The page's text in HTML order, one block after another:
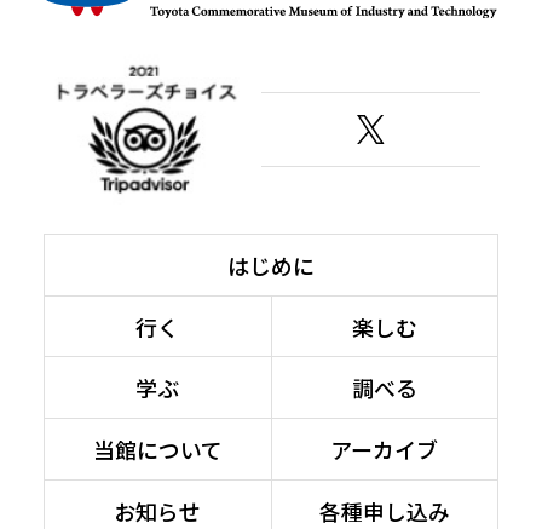
はじめに
行く
楽しむ
学ぶ
調べる
当館について
アーカイブ
お知らせ
各種申し込み